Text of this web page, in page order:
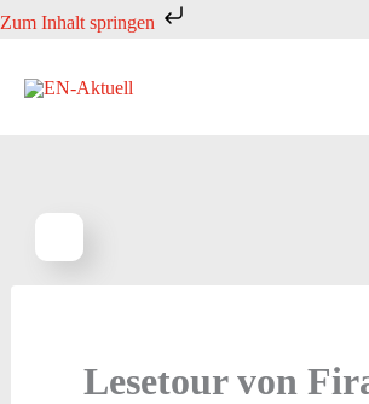
Zum Inhalt springen
Zum
springen
Lesetour von